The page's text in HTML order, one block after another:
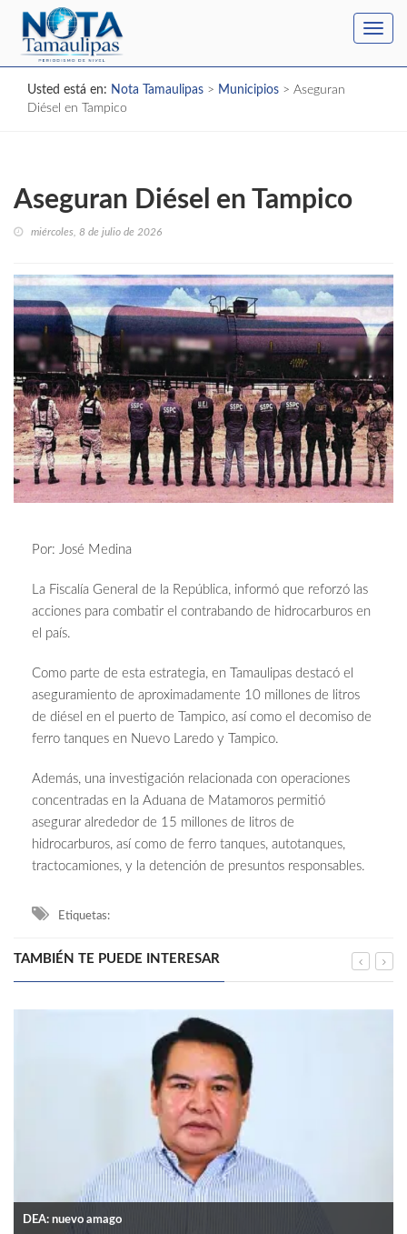
Usted está en: Nota Tamaulipas > Municipios > Aseguran
Diésel en Tampico
Aseguran Diésel en Tampico
miércoles, 8 de julio de 2026
Por: José Medina
La Fiscalía General de la República, informó que reforzó las
acciones para combatir el contrabando de hidrocarburos en
el país.
Como parte de esta estrategia, en Tamaulipas destacó el
aseguramiento de aproximadamente 10 millones de litros
de diésel en el puerto de Tampico, así como el decomiso de
ferro tanques en Nuevo Laredo y Tampico.
Además, una investigación relacionada con operaciones
concentradas en la Aduana de Matamoros permitió
asegurar alrededor de 15 millones de litros de
hidrocarburos, así como de ferro tanques, autotanques,
tractocamiones, y la detención de presuntos responsables.
Etiquetas:
TAMBIÉN TE PUEDE INTERESAR
DEA: nuevo amago